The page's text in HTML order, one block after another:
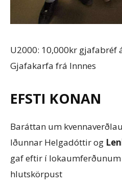
U2000: 10,000kr gjafabréf
Gjafakarfa frá Innnes
EFSTI KONAN
Baráttan um
Iðunnar Helgadóttir og
gaf eftir í lokaumferðunum
hlutskörpust